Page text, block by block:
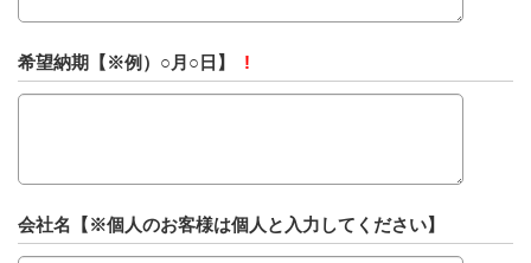
希望納期【※例）○月○日】 !
会社名【※個人のお客様は個人と入力してください】